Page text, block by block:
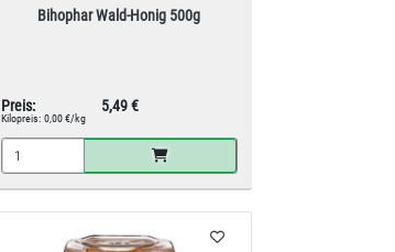
Bihophar Wald-Honig 500g
Preis: 5,49 €
Kilopreis: 0,00 €/kg